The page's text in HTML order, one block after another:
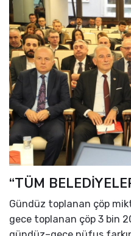
“TÜM
Gündüz toplanan çöp
gece toplanan çöp 3 bin